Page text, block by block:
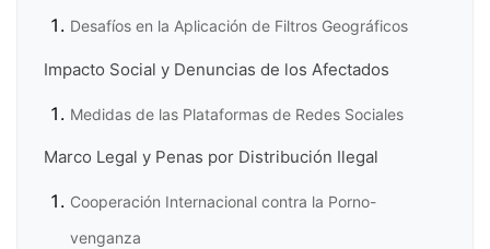
Desafíos en la Aplicación de Filtros Geográficos
Impacto Social y Denuncias de los Afectados
Medidas de las Plataformas de Redes Sociales
Marco Legal y Penas por Distribución Ilegal
Cooperación Internacional contra la Porno-
venganza